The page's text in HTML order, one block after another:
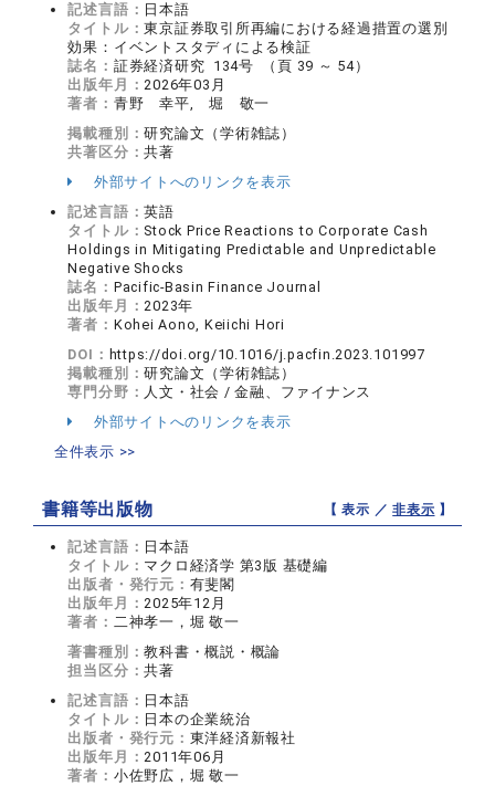
記述言語： 日本語
タイトル：東京証券取引所再編における経過措置の選別
効果：イベントスタディによる検証
誌名： 証券経済研究 134号 （頁 39 ～ 54）
出版年月：2026年03月
著者： 青野 幸平, 堀 敬一
掲載種別：研究論文（学術雑誌）
共著区分：共著
外部サイトへのリンクを表示
記述言語：英語
タイトル： Stock Price Reactions to Corporate Cash
Holdings in Mitigating Predictable and Unpredictable
Negative Shocks
誌名： Pacific-Basin Finance Journal
出版年月：2023年
著者： Kohei Aono, Keiichi Hori
DOI： https://doi.org/10.1016/j.pacfin.2023.101997
掲載種別：研究論文（学術雑誌）
専門分野： 人文・社会 / 金融、ファイナンス
外部サイトへのリンクを表示
全件表示 >>
書籍等出版物 【 表示 ／非表示 】
記述言語： 日本語
タイトル： マクロ経済学 第3版 基礎編
出版者・発行元： 有斐閣
出版年月：2025年12月
著者： 二神孝一，堀 敬一
著書種別：教科書・概説・概論
担当区分：共著
記述言語： 日本語
タイトル： 日本の企業統治
出版者・発行元： 東洋経済新報社
出版年月：2011年06月
著者： 小佐野広，堀 敬一